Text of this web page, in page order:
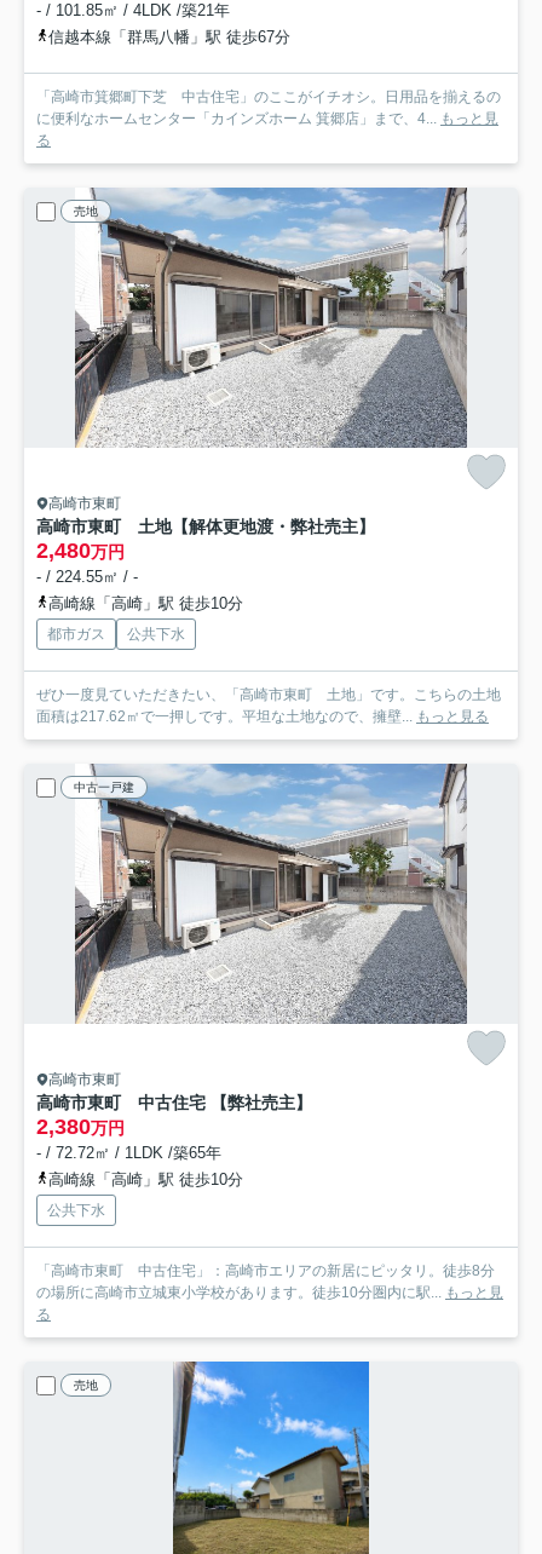
- / 101.85㎡ / 4LDK /築21年
信越本線「群馬八幡」駅 徒歩67分
「高崎市箕郷町下芝 中古住宅」のここがイチオシ。日用品を揃えるの
に便利なホームセンター「カインズホーム 箕郷店」まで、4... もっと見
る
売地
高崎市東町
高崎市東町 土地【解体更地渡・弊社売主】
2,480万円
- / 224.55㎡ / -
高崎線「高崎」駅 徒歩10分
都市ガス 公共下水
ぜひ一度見ていただきたい、「高崎市東町 土地」です。こちらの土地
面積は217.62㎡で一押しです。平坦な土地なので、擁壁... もっと見る
中古一戸建
高崎市東町
高崎市東町 中古住宅 【弊社売主】
2,380万円
- / 72.72㎡ / 1LDK /築65年
高崎線「高崎」駅 徒歩10分
公共下水
「高崎市東町 中古住宅」：高崎市エリアの新居にピッタリ。徒歩8分
の場所に高崎市立城東小学校があります。徒歩10分圏内に駅... もっと見
る
売地